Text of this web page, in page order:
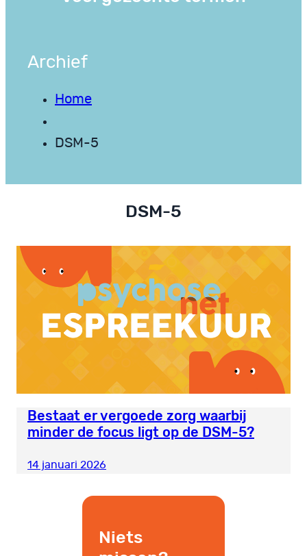
Archief
Home
DSM-5
DSM-5
Bestaat er vergoede zorg waarbij
minder de focus ligt op de DSM-5?
14 januari 2026
Niets